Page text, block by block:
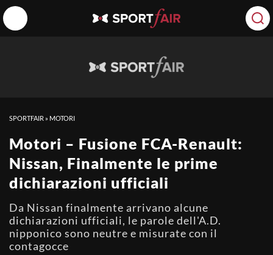
SPORTFAIR » MOTORI
Motori – Fusione FCA-Renault:
Nissan, Finalmente le prime
dichiarazioni ufficiali
Da Nissan finalmente arrivano alcune
dichiarazioni ufficiali, le parole dell'A.D.
nipponico sono neutre e misurate con il
contagocce